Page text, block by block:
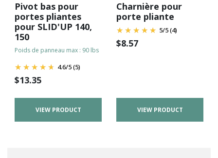
Pivot bas pour
portes pliantes
pour SLID'UP 140,
150
Poids de panneau max : 90 lbs
4.6/5(5)
$13.35
VIEW PRODUCT
Charnière pour
porte pliante
5/5(4)
$8.57
VIEW PRODUCT